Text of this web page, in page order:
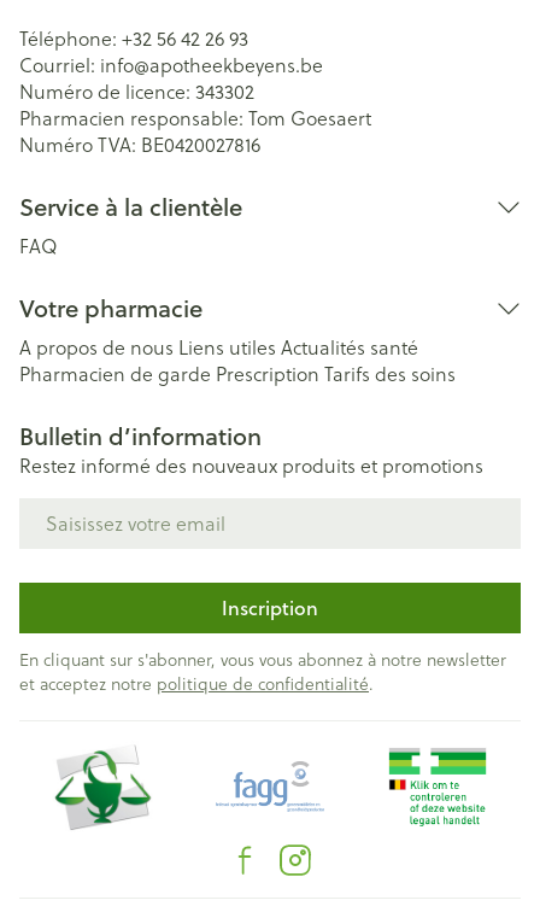
Téléphone: +32 56 42 26 93
Courriel: info@apotheekbeyens.be
Numéro de licence: 343302
Pharmacien responsable: Tom Goesaert
Numéro TVA: BE0420027816
Service à la clientèle
FAQ
Votre pharmacie
A propos de nous Liens utiles Actualités santé
Pharmacien de garde Prescription Tarifs des soins
Bulletin d’information
Restez informé des nouveaux produits et promotions
Inscription
En cliquant sur s'abonner, vous vous abonnez à notre newsletter
et acceptez notre politique de confidentialité.